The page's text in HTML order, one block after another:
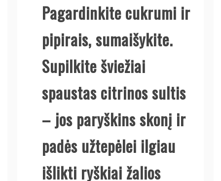
Pagardinkite cukrumi ir
pipirais, sumaišykite.
Supilkite šviežiai
spaustas citrinos sultis
– jos paryškins skonį ir
padės užtepėlei ilgiau
išlikti ryškiai žalios